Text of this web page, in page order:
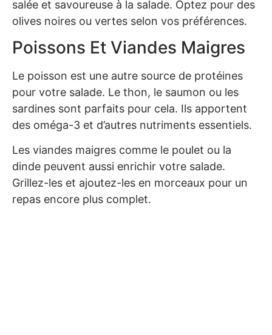
salée et savoureuse à la salade. Optez pour des
olives noires ou vertes selon vos préférences.
Poissons Et Viandes Maigres
Le poisson est une autre source de protéines
pour votre salade. Le thon, le saumon ou les
sardines sont parfaits pour cela. Ils apportent
des oméga-3 et d’autres nutriments essentiels.
Les viandes maigres comme le poulet ou la
dinde peuvent aussi enrichir votre salade.
Grillez-les et ajoutez-les en morceaux pour un
repas encore plus complet.